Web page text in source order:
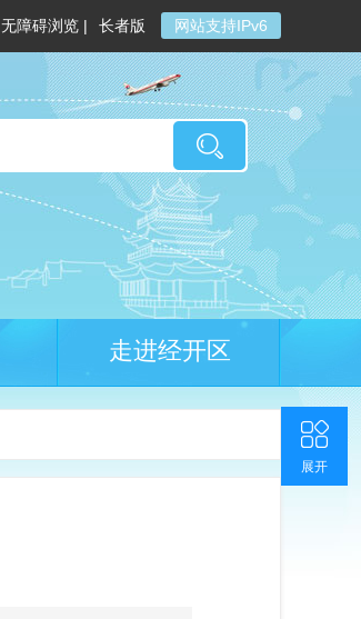
无障碍浏览 | 长者版 网站支持IPv6
走进经开区
联系我们
官方微博
返回顶部
收起
展开